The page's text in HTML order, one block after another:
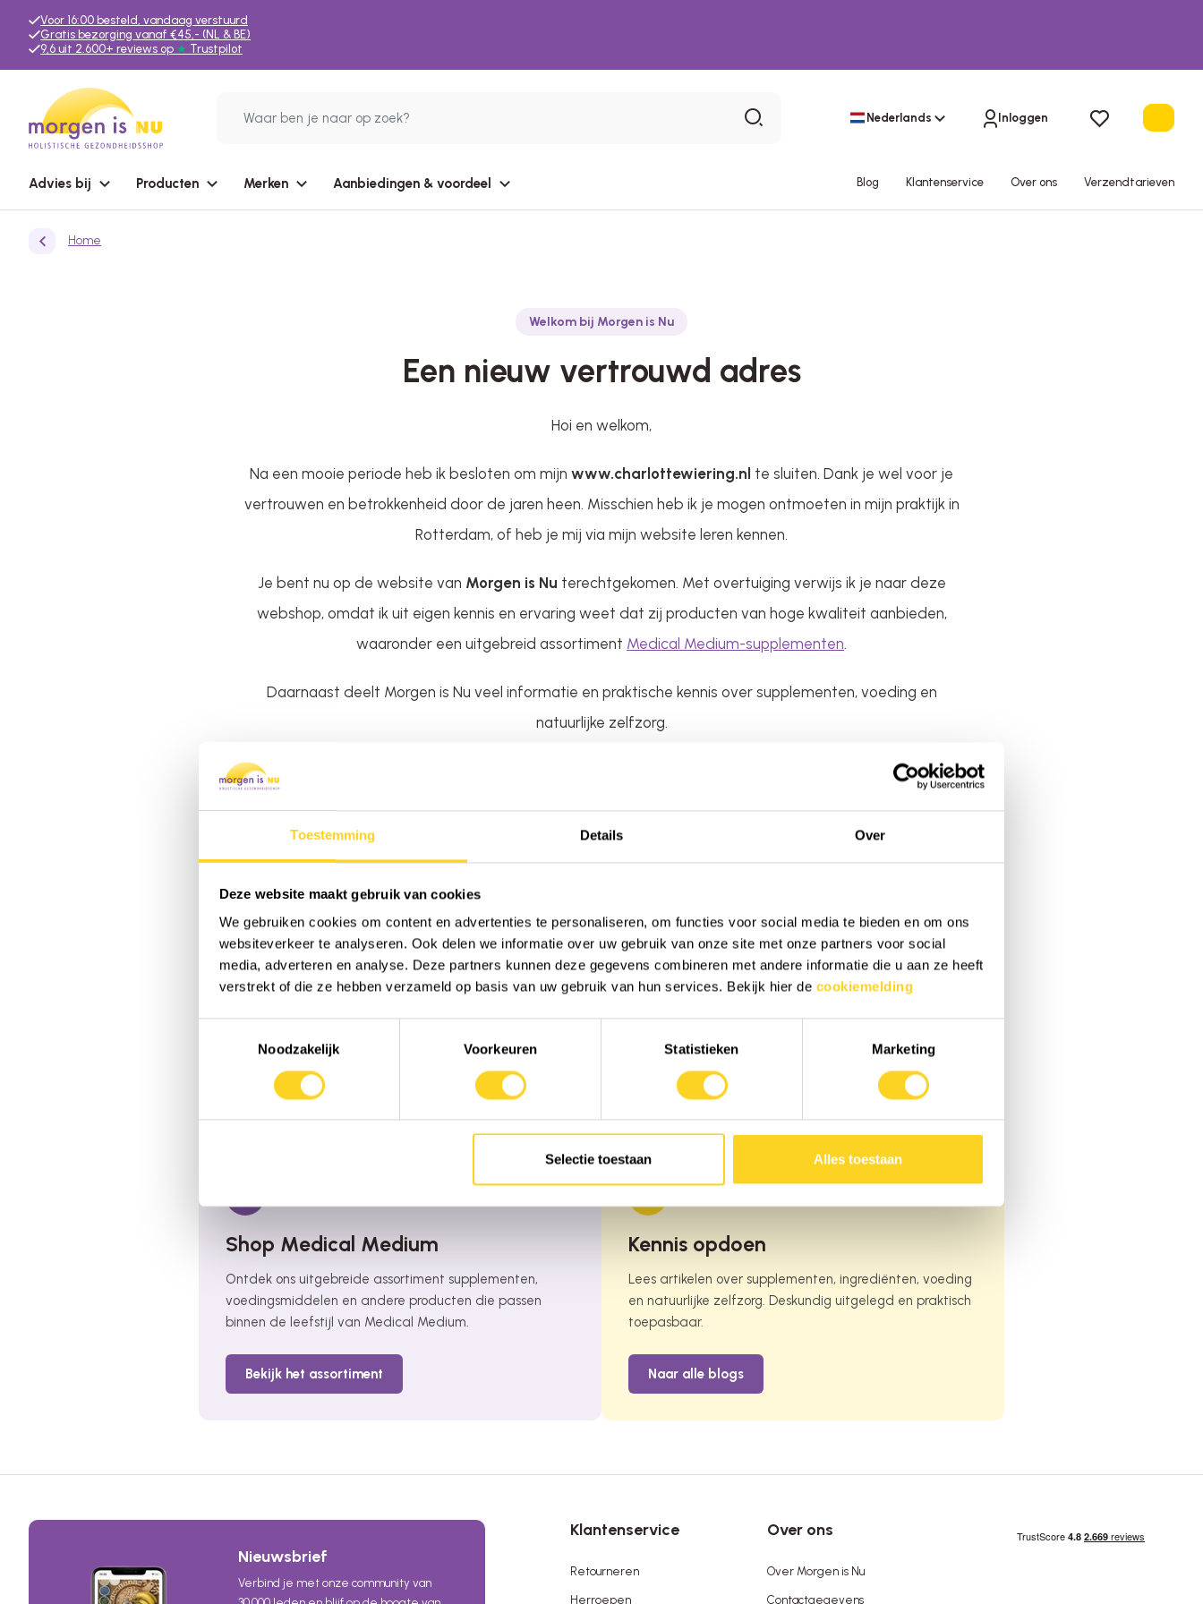
Toestemming Details Over
Deze website maakt gebruik van cookies
We gebruiken cookies om content en advertenties te personaliseren, om functies voor social media te bieden en om ons
websiteverkeer te analyseren. Ook delen we informatie over uw gebruik van onze site met onze partners voor social
media, adverteren en analyse. Deze partners kunnen deze gegevens combineren met andere informatie die u aan ze heeft
verstrekt of die ze hebben verzameld op basis van uw gebruik van hun services. Bekijk hier de cookiemelding
Noodzakelijk
Voorkeuren Statistieken Marketing
Selectie toestaan Alles toestaan
Voor 16:00 besteld, vandaag verstuurd
Gratis bezorging vanaf €45,- (NL & BE)
9,6 uit 2.600+ reviews op ★ Trustpilot
Nederlands Inloggen
Advies bij Producten Merken Aanbiedingen & voordeel Blog Klantenservice Over ons Verzendtarieven
Ga terugHome
Welkom bij Morgen is Nu
Een nieuw vertrouwd adres
Hoi en welkom,
Na een mooie periode heb ik besloten om mijn www.charlottewiering.nl te sluiten. Dank je wel voor je
vertrouwen en betrokkenheid door de jaren heen. Misschien heb ik je mogen ontmoeten in mijn praktijk in
Rotterdam, of heb je mij via mijn website leren kennen.
Je bent nu op de website van Morgen is Nu terechtgekomen. Met overtuiging verwijs ik je naar deze
webshop, omdat ik uit eigen kennis en ervaring weet dat zij producten van hoge kwaliteit aanbieden,
waaronder een uitgebreid assortiment Medical Medium-supplementen.
Daarnaast deelt Morgen is Nu veel informatie en praktische kennis over supplementen, voeding en
natuurlijke zelfzorg.
Lieve groetjes,
Waar kunnen we je mee helpen?
Bekijk ons assortiment of lees verder in onze kennisbank.
Shop Medical Medium
Ontdek ons uitgebreide assortiment supplementen,
voedingsmiddelen en andere producten die passen
binnen de leefstijl van Medical Medium.
Bekijk het assortiment
Kennis opdoen
Lees artikelen over supplementen, ingrediënten, voeding
en natuurlijke zelfzorg. Deskundig uitgelegd en praktisch
toepasbaar.
Naar alle blogs
Nieuwsbrief
Verbind je met onze community van
Klantenservice
Retourneren
Herroepen
Over ons
Over Morgen is Nu
Contactgegevens